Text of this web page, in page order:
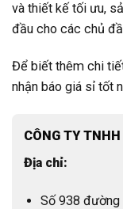
và thiết kế tối ưu,
đầu cho các chủ
Để biết thêm chi
nhận báo giá sỉ tốt
CÔNG TY
Địa chỉ:
Số 938 đường